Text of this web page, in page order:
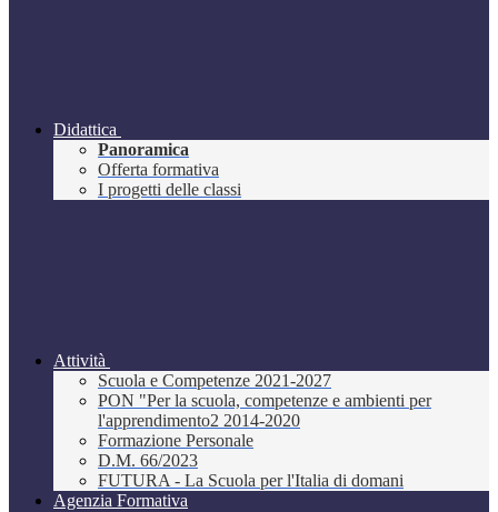
Didattica
Panoramica
Offerta formativa
I progetti delle classi
Attività
Scuola e Competenze 2021-2027
PON "Per la scuola, competenze e ambienti per
l'apprendimento2 2014-2020
Formazione Personale
D.M. 66/2023
FUTURA - La Scuola per l'Italia di domani
Agenzia Formativa